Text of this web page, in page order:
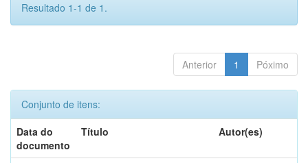
Resultado 1-1 de 1.
Anterior 1 Póximo
Conjunto de itens:
Data do
documento
Título Autor(es)